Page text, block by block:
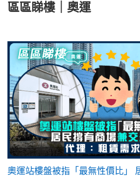
區區睇樓｜奧運
奧運站樓盤被指「最無性價比」